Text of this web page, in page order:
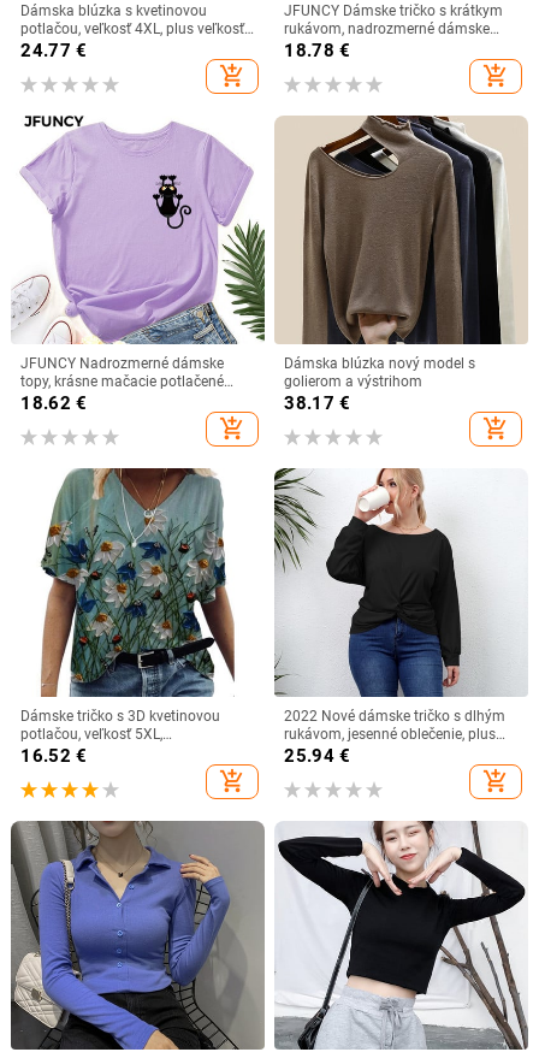
Dámska blúzka s kvetinovou
potlačou, veľkosť 4XL, plus veľkosť,
s krátkym rukávom, ležérne topy,
tričká, voľné, nadrozmerné, dámske
tuniky
24.77 €
add_shopping_cart
JFUNCY Dámske tričko s krátkym
rukávom, nadrozmerné dámske
tričko, dámske topy, módne tričká s
kreslenou mačkou a grafikou, rok
výroby 2022
18.78 €
add_shopping_cart
JFUNCY Nadrozmerné dámske
topy, krásne mačacie potlačené
tričko Harajuku, dámske košele,
základné tričko s bavlneným
18.62 €
add_shopping_cart
Dámska blúzka nový model s
golierom a výstrihom
38.17 €
add_shopping_cart
Dámske tričko s 3D kvetinovou
potlačou, veľkosť 5XL,
nadrozmerné, letné, s krátkym
rukávom a výstrihom do V, ležérne,
streetwear, topy, veľkosť 4XL 5XL,
16.52 €
add_shopping_cart
2022 Nové dámske tričko s dlhým
rukávom, jesenné oblečenie, plus
size, veľké, veľké, jednofarebné, top
25.94€
add_shopping_cart